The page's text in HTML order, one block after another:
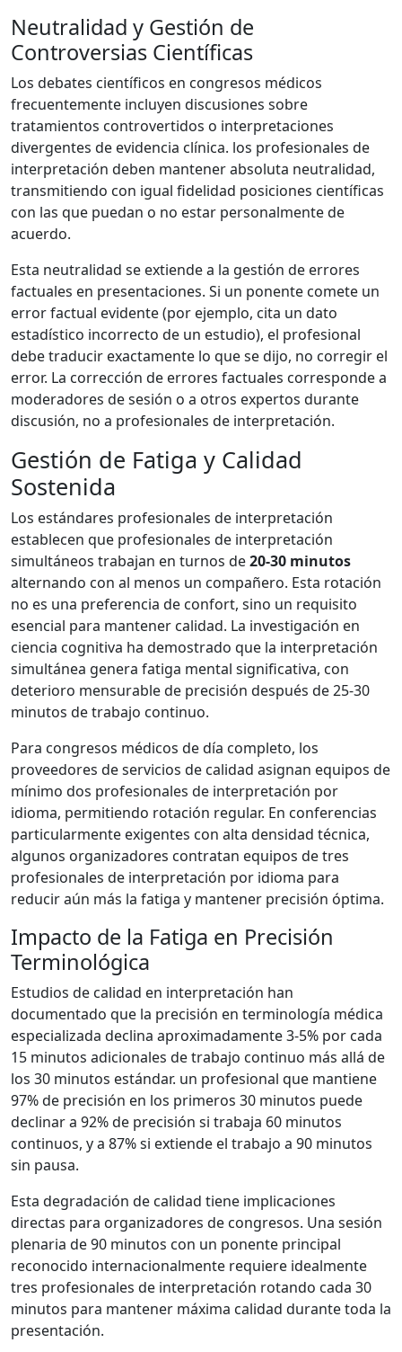
Neutralidad y Gestión de
Controversias Científicas
Los debates científicos en congresos médicos
frecuentemente incluyen discusiones sobre
tratamientos controvertidos o interpretaciones
divergentes de evidencia clínica. los profesionales de
interpretación deben mantener absoluta neutralidad,
transmitiendo con igual fidelidad posiciones científicas
con las que puedan o no estar personalmente de
acuerdo.
Esta neutralidad se extiende a la gestión de errores
factuales en presentaciones. Si un ponente comete un
error factual evidente (por ejemplo, cita un dato
estadístico incorrecto de un estudio), el profesional
debe traducir exactamente lo que se dijo, no corregir el
error. La corrección de errores factuales corresponde a
moderadores de sesión o a otros expertos durante
discusión, no a profesionales de interpretación.
Gestión de Fatiga y Calidad
Sostenida
Los estándares profesionales de interpretación
establecen que profesionales de interpretación
simultáneos trabajan en turnos de20-30 minutos
alternando con al menos un compañero. Esta rotación
no es una preferencia de confort, sino un requisito
esencial para mantener calidad. La investigación en
ciencia cognitiva ha demostrado que la interpretación
simultánea genera fatiga mental significativa, con
deterioro mensurable de precisión después de 25-30
minutos de trabajo continuo.
Para congresos médicos de día completo, los
proveedores de servicios de calidad asignan equipos de
mínimo dos profesionales de interpretación por
idioma, permitiendo rotación regular. En conferencias
particularmente exigentes con alta densidad técnica,
algunos organizadores contratan equipos de tres
profesionales de interpretación por idioma para
reducir aún más la fatiga y mantener precisión óptima.
Impacto de la Fatiga en Precisión
Terminológica
Estudios de calidad en interpretación han
documentado que la precisión en terminología médica
especializada declina aproximadamente 3-5% por cada
15 minutos adicionales de trabajo continuo más allá de
los 30 minutos estándar. un profesional que mantiene
97% de precisión en los primeros 30 minutos puede
declinar a 92% de precisión si trabaja 60 minutos
continuos, y a 87% si extiende el trabajo a 90 minutos
sin pausa.
Esta degradación de calidad tiene implicaciones
directas para organizadores de congresos. Una sesión
plenaria de 90 minutos con un ponente principal
reconocido internacionalmente requiere idealmente
tres profesionales de interpretación rotando cada 30
minutos para mantener máxima calidad durante toda la
presentación.